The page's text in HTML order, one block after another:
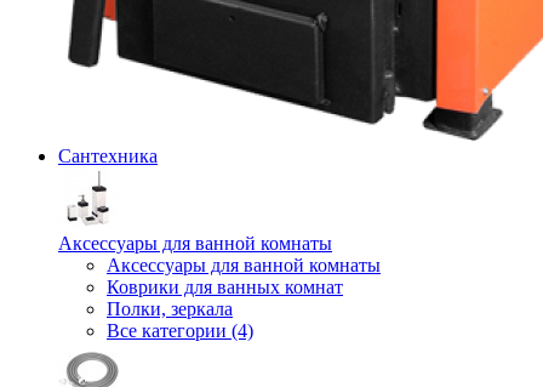
Сантехника
Аксессуары для ванной комнаты
Аксессуары для ванной комнаты
Коврики для ванных комнат
Полки, зеркала
Все категории (4)